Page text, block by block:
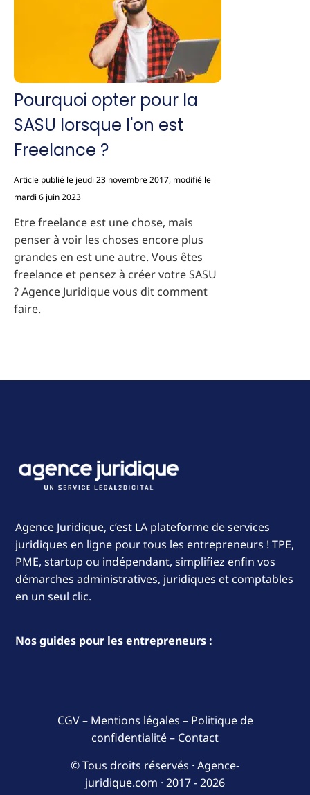
Pourquoi opter pour la
SASU lorsque l'on est
Freelance ?
Article publié le jeudi 23 novembre 2017, modifié le
mardi 6 juin 2023
Etre freelance est une chose, mais
penser à voir les choses encore plus
grandes en est une autre. Vous êtes
freelance et pensez à créer votre SASU
? Agence Juridique vous dit comment
faire.
Agence Juridique, c’est LA plateforme de services
juridiques en ligne pour tous les entrepreneurs ! TPE,
PME, startup ou indépendant, simplifiez enfin vos
démarches administratives, juridiques et comptables
en un seul clic.
Nos guides pour les entrepreneurs :
CGV– Mentions légales – Politique de
confidentialité– Contact
© Tous droits réservés · Agence-
juridique.com · 2017 - 2026